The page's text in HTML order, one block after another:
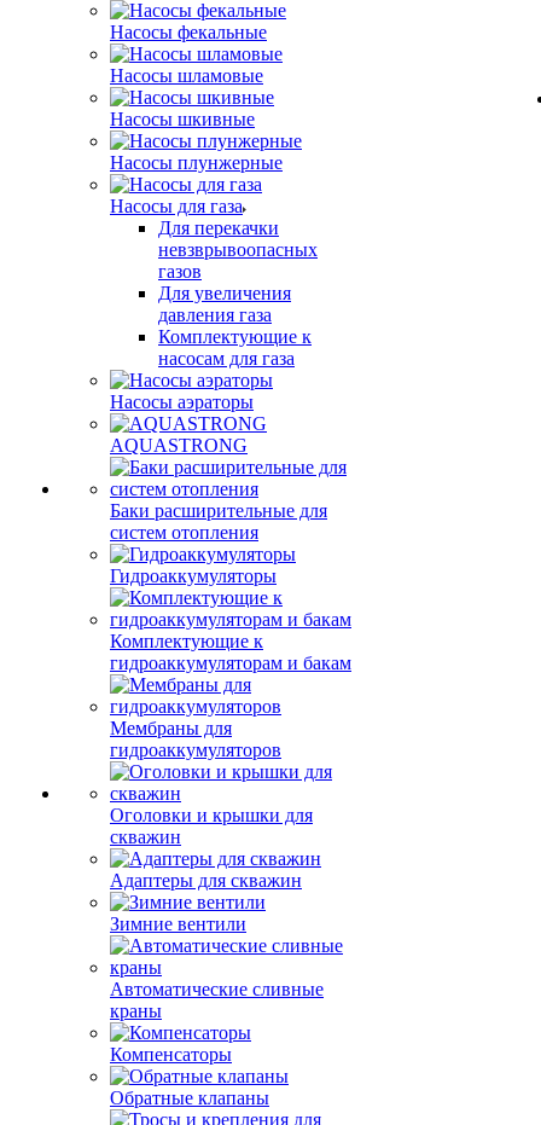
Насосы фекальные
Насосы шламовые
Насосы шкивные
Насосы плунжерные
Насосы для газа
Для перекачки
невзврывоопасных
газов
Для увеличения
давления газа
Комплектующие к
насосам для газа
Насосы аэраторы
AQUASTRONG
Баки расширительные для
систем отопления
Гидроаккумуляторы
Комплектующие к
гидроаккумуляторам и бакам
Мембраны для
гидроаккумуляторов
Оголовки и крышки для
скважин
Адаптеры для скважин
Зимние вентили
Автоматические сливные
краны
Компенсаторы
Обратные клапаны